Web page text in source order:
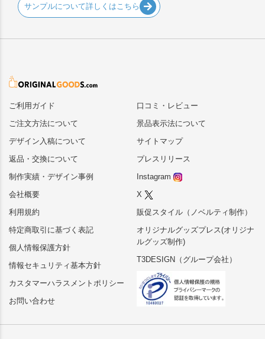
サンプルについて詳しくはこちら
ご利用ガイド
ご注文方法について
デザイン入稿について
返品・交換について
制作実績・デザイン事例
会社概要
利用規約
特定商取引に基づく表記
個人情報保護方針
情報セキュリティ基本方針
カスタマーハラスメントポリシー
お問い合わせ
口コミ・レビュー
景品表示法について
サイトマップ
プレスリリース
Instagram
X
販促スタイル（ノベルティ制作）
オリジナルグッズプレス(オリジナ
ルグッズ制作)
T3DESIGN（グループ会社）